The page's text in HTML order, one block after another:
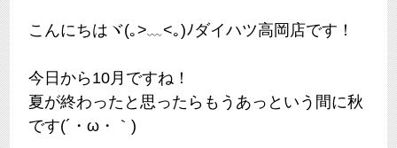
こんにちはヾ(｡>﹏<｡)ﾉダイハツ高岡店です！
今日から10月ですね！
夏が終わったと思ったらもうあっという間に秋
です(´・ω・｀)